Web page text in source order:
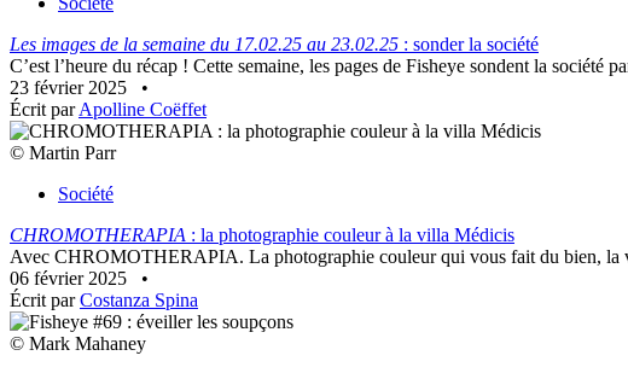
Les images de la semaine du 17.02.25 au 23.02.25 : sonder la société
C’est l’heure du récap ! Cette semaine, les pages de Fisheye sondent la société
23 février 2025
•
Écrit parApolline Coëffet
© Martin Parr
Société
CHROMOTHERAPIA : la photographie couleur à la villa Médicis
Avec CHROMOTHERAPIA. La photographie couleur qui vous fait du bien, la
06 février 2025
•
Écrit parCostanza Spina
© Mark Mahaney